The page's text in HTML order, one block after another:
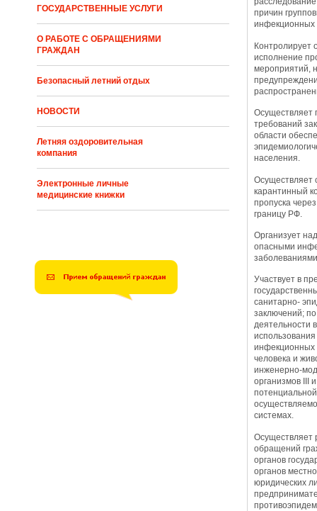
ГОСУДАРСТВЕННЫЕ УСЛУГИ
О РАБОТЕ С ОБРАЩЕНИЯМИ
ГРАЖДАН
Безопасный летний отдых
НОВОСТИ
Летняя оздоровительная
компания
Электронные личные
медицинские книжки
причин
инфекционных
Контролирует
исполнение
мероприятий,
Осуществляет
требований
области
населения.
Осуществляет
карантинный
пропуска
границу РФ.
Организует
опасными
Участвует в
санитарно-
заключений;
деятельности
инфекционных
человека и
инженерно-
организмов III
системах.
Осуществляет
обращений
органов
органов
юридических